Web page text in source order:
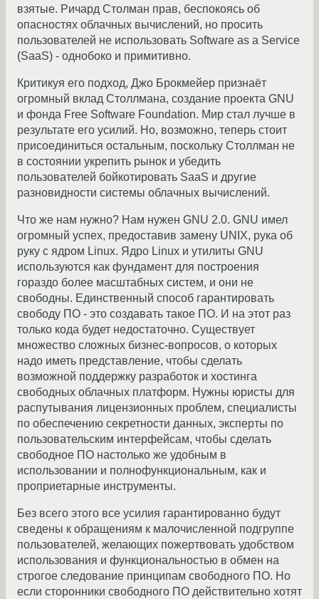
взятые. Ричард Столман прав, беспокоясь об
опасностях облачных вычислений, но просить
пользователей не использовать Software as a Service
(SaaS) - однобоко и примитивно.
Критикуя его подход, Джо Брокмейер признаёт
огромный вклад Столлмана, создание проекта GNU
и фонда Free Software Foundation. Мир стал лучше в
результате его усилий. Но, возможно, теперь стоит
присоединиться остальным, поскольку Столлман не
в состоянии укрепить рынок и убедить
пользователей бойкотировать SaaS и другие
разновидности системы облачных вычислений.
Что же нам нужно? Нам нужен GNU 2.0. GNU имел
огромный успех, предоставив замену UNIX, рука об
руку с ядром Linux. Ядро Linux и утилиты GNU
используются как фундамент для построения
гораздо более масштабных систем, и они не
свободны. Единственный способ гарантировать
свободу ПО - это создавать такое ПО. И на этот раз
только кода будет недостаточно. Существует
множество сложных бизнес-вопросов, о которых
надо иметь представление, чтобы сделать
возможной поддержку разработок и хостинга
свободных облачных платформ. Нужны юристы для
распутывания лицензионных проблем, специалисты
по обеспечению секретности данных, эксперты по
пользовательским интерфейсам, чтобы сделать
свободное ПО настолько же удобным в
использовании и полнофункциональным, как и
проприетарные инструменты.
Без всего этого все усилия гарантированно будут
сведены к обращениям к малочисленной подгруппе
пользователей, желающих пожертвовать удобством
использования и функциональностью в обмен на
строгое следование принципам свободного ПО. Но
если сторонники свободного ПО действительно хотят